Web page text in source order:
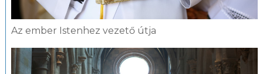
Az ember Istenhez vezető útja